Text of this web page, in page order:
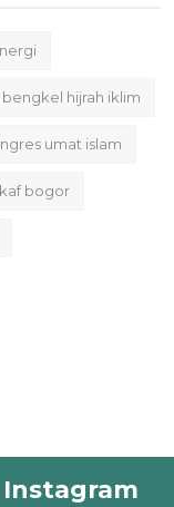
bengkel hijrah iklim
umat islam
bogor